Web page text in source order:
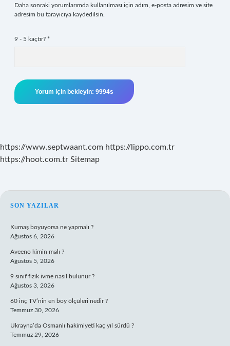
Daha sonraki yorumlarımda kullanılması için adım, e-posta adresim ve site
adresim bu tarayıcıya kaydedilsin.
9 - 5 kaçtır? *
https://www.septwaant.com https://lippo.com.tr
https://hoot.com.tr Sitemap
SIDEBAR
SON YAZILAR
Kumaş boyuyorsa ne yapmalı ?
Ağustos 6, 2026
Aveeno kimin malı ?
Ağustos 5, 2026
9 sınıf fizik ivme nasıl bulunur ?
Ağustos 3, 2026
60 inç TV’nin en boy ölçüleri nedir ?
Temmuz 30, 2026
Ukrayna’da Osmanlı hakimiyeti kaç yıl sürdü ?
Temmuz 29, 2026